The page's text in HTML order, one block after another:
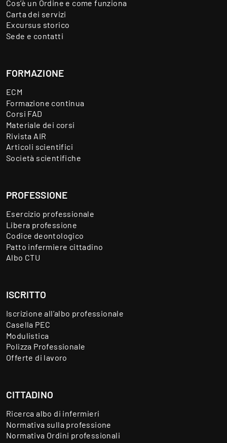
Cos’è un Ordine e come funziona
Carta dei servizi
Excursus storico
Sede e contatti
FORMAZIONE
ECM
Formazione continua
Corsi FAD
Materiale dei corsi
Rivista AIR
Articoli scientifici
Società scientifiche
PROFESSIONE
Esercizio professionale
Libera professione
Codice deontologico
Patto infermiere cittadino
Albo CTU
ISCRITTO
Iscrizione all’albo professionale
Casella PEC
Modulistica
Polizza Professionale
Offerte di lavoro
CITTADINO
Ricerca albo di infermieri
Normativa sulla professione
Normativa Ordini professionali